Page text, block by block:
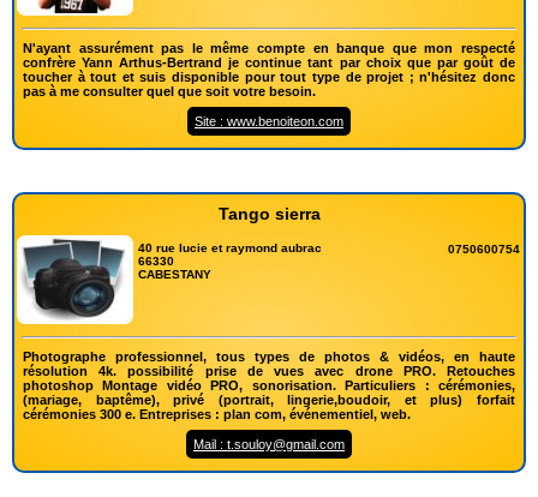
N'ayant assurément pas le même compte en banque que mon respecté
confrère Yann Arthus-Bertrand je continue tant par choix que par goût de
toucher à tout et suis disponible pour tout type de projet ; n'hésitez donc
pas à me consulter quel que soit votre besoin.
Site : www.benoiteon.com
Tango sierra
40 rue lucie et raymond aubrac
66330
CABESTANY
0750600754
Photographe professionnel, tous types de photos & vidéos, en haute
résolution 4k. possibilité prise de vues avec drone PRO. Retouches
photoshop Montage vidéo PRO, sonorisation. Particuliers : cérémonies,
(mariage, baptême), privé (portrait, lingerie,boudoir, et plus) forfait
cérémonies 300 e. Entreprises : plan com, événementiel, web.
Mail : t.souloy@gmail.com